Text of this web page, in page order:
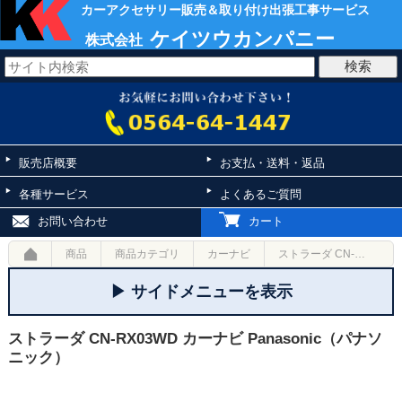
カーアクセサリー販売＆取り付け出張工事サービス
株式会社 ケイツウカンパニー
販売店概要 お支払・送料・返品
各種サービス
よくあるご質問
お問い合わせ
カート
商品 商品カテゴリ カーナビ ストラーダ CN-RX03WD カーナビ Panasonic（パナソニック）
▶ サイドメニューを表示
ストラーダ CN-RX03WD カーナビ Panasonic（パナソ
ニック）